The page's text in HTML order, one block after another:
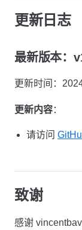
更新日志
最新版本：
更新时间：
更新内容：
请访问
致谢
感谢